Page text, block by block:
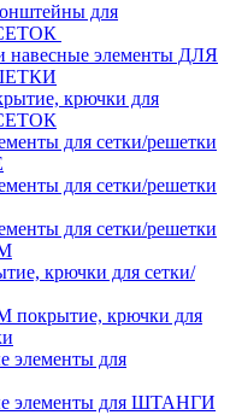
для
навесные элементы ДЛЯ
крючки для
для сетки/решетки
для сетки/решетки
для сетки/решетки
крючки для сетки/
крючки для
элементы для
элементы для ШТАНГИ